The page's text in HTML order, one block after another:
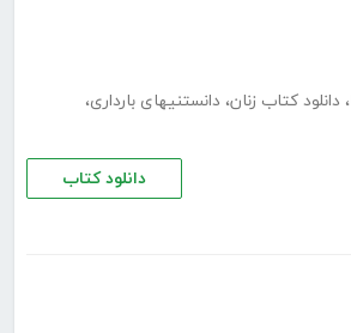
، دانلود کتاب زنان، دانستنیهای بارداری،
دانلود کتاب